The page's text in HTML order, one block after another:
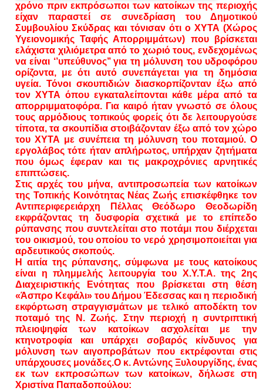
χρόνο πριν εκπρόσωποι των κατοίκων της περιοχής
είχαν παραστεί σε συνεδρίαση του Δημοτικού
Συμβουλίου Σκύδρας και τόνισαν ότι ο ΧΥΤΑ (Χώρος
Υγειονομικής Ταφής Απορριμμάτων) που βρίσκεται
ελάχιστα χιλιόμετρα από το χωριό τους, ενδεχομένως
να είναι ‘’υπεύθυνος’’ για τη μόλυνση του υδροφόρου
ορίζοντα, με ότι αυτό συνεπάγεται για τη δημόσια
υγεία. Τόνοι σκουπιδιών διασκορπίζονταν έξω από
τον ΧΥΤΑ όπου εγκαταλείπονται κάθε μέρα από τα
απορριμματοφόρα. Για καιρό ήταν γνωστό σε όλους
τους αρμόδιους τοπικούς φορείς ότι δε λειτουργούσε
τίποτα, τα σκουπίδια στοιβάζονταν έξω από τον χώρο
του ΧΥΤΑ με συνέπεια τη μόλυνση του ποταμιού. Ο
εργολάβος τότε ήταν απλήρωτος, υπήρχαν ζητήματα
που όμως έφεραν και τις μακροχρόνιες αρνητικές
επιπτώσεις.
Στις αρχές του μήνα, αντιπροσωπεία των κατοίκων
της Τοπικής Κοινότητας Νέας Ζωής επισκέφθηκε τον
Αντιπεριφερειάρχη Πέλλας Θεόδωρο Θεοδωρίδη
εκφράζοντας τη δυσφορία σχετικά με το επίπεδο
ρύπανσης που συντελείται στο ποτάμι που διέρχεται
του οικισμού, του οποίου το νερό χρησιμοποιείται για
αρδευτικούς σκοπούς.
Η αιτία της ρύπανσης, σύμφωνα με τους κατοίκους
είναι η πλημμελής λειτουργία του Χ.Υ.Τ.Α. της 2ης
Διαχειριστικής Ενότητας που βρίσκεται στη θέση
«Άσπρο Κεφάλι» του Δήμου Έδεσσας και η περιοδική
εκφόρτωση στραγγισμάτων με τελικό αποδέκτη τον
ποταμό της Ν. Ζωής. Στην περιοχή η συντριπτική
πλειοψηφία των κατοίκων ασχολείται με την
κτηνοτροφία και υπάρχει σοβαρός κίνδυνος για
μόλυνση των αιγοπροβάτων που εκτρέφονται στις
υπάρχουσες μονάδες.Ο κ. Αντώνης Ξυλουργίδης, ένας
εκ των εκπροσώπων των κατοίκων, δήλωσε στη
Χριστίνα Παπαδοπούλου: